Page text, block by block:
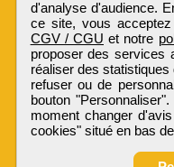
d'analyse d'audience.
ce site, vous
CGV / CGU et notre
proposer des services
réaliser des
refuser ou de
bouton
moment changer
cookies" situé en bas